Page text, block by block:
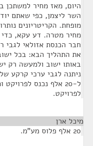
השר ליצמן, כפי שאתם
מופחת. הקריטריונים
מחיר מטרה. דע עקא, כדי
חבר הכנסת אזולאי
את התהליך הבא: בכל
באותו ישוב ולמעשה רק
לפרויקט.
מיכל ארן
20 אלף פלוס מע"מ.